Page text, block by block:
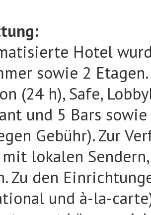
Hotel
sowie 2
(24 h), Safe,
und 5 Bars
Gebühr). Zur
lokalen
Zu den
und à-la-